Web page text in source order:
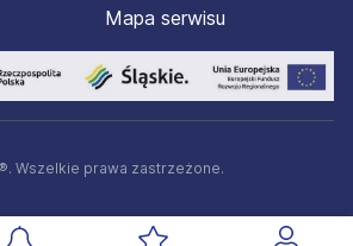
Mapa serwisu
Wszelkie prawa zastrzeżone.